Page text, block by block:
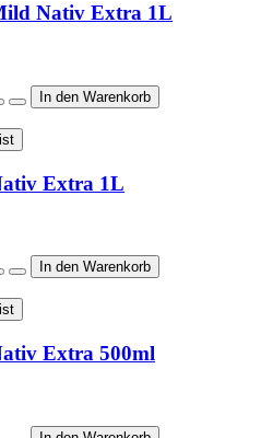
Nativ Extra 1L
Extra 1L
Extra 500ml